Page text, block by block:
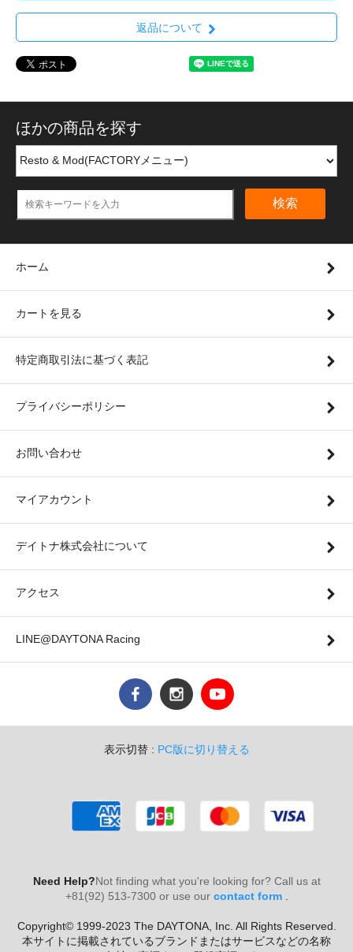
返品について
ほかの商品を探す
検索
ホーム
カートを見る
特定商取引法に基づく表記
プライバシーポリシー
お問い合わせ
マイアカウント
デイトナ株式会社について
アクセス
LINE@DAYTONA Racing
表示切替 : PC版に切り替える
Need Help?Not finding what you're looking for? Call us at
+81(92) 513-7300 or use our contact form.
Copyright© 1999-2023 The DAYTONA, Inc. All Rights Reserved.
本サイトに掲載されているブランドまたはサービスなどの名称